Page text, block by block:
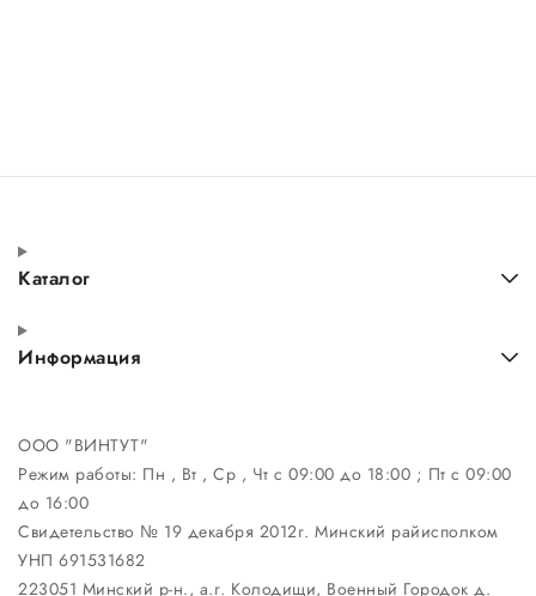
Каталог
Информация
ООО "ВИНТУТ"
Режим работы: Пн , Вт , Ср , Чт c 09:00 до 18:00 ; Пт c 09:00
до 16:00
Свидетельство № 19 декабря 2012г. Минский райисполком
УНП 691531682
223051 Минский р-н., а.г. Колодищи, Военный Городок д.